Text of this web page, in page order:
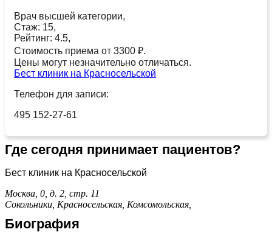
Врач высшей категории,
Стаж: 15,
Рейтинг: 4.5,
Стоимость приема от 3300 ₽.
Цены могут незначительно отличаться.
Бест клиник на Красносельской
Телефон для записи:
495 152-27-61
Где сегодня принимает пациентов?
Бест клиник на Красносельской
Москва, 0, д. 2, стр. 11
Сокольники, Красносельская, Комсомольская,
Биография